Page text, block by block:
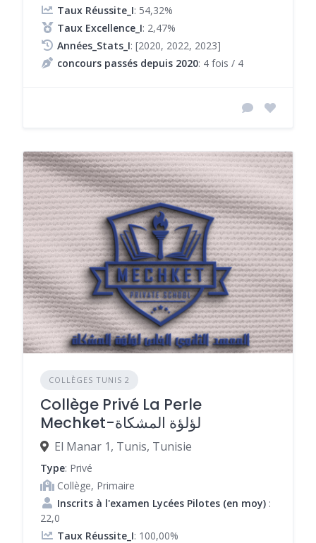
Taux Réussite_I: 54,32%
Taux Excellence_I: 2,47%
Années_Stats_I: [2020, 2022, 2023]
concours passés depuis 2020: 4 fois / 4
COLLÈGES TUNIS 2
Collège Privé La Perle
Mechket-لؤلؤة المشكاة
El Manar 1, Tunis, Tunisie
Type: Privé
Collège, Primaire
Inscrits à l'examen Lycées Pilotes (en moy) :
22,0
Taux Réussite_I: 100,00%